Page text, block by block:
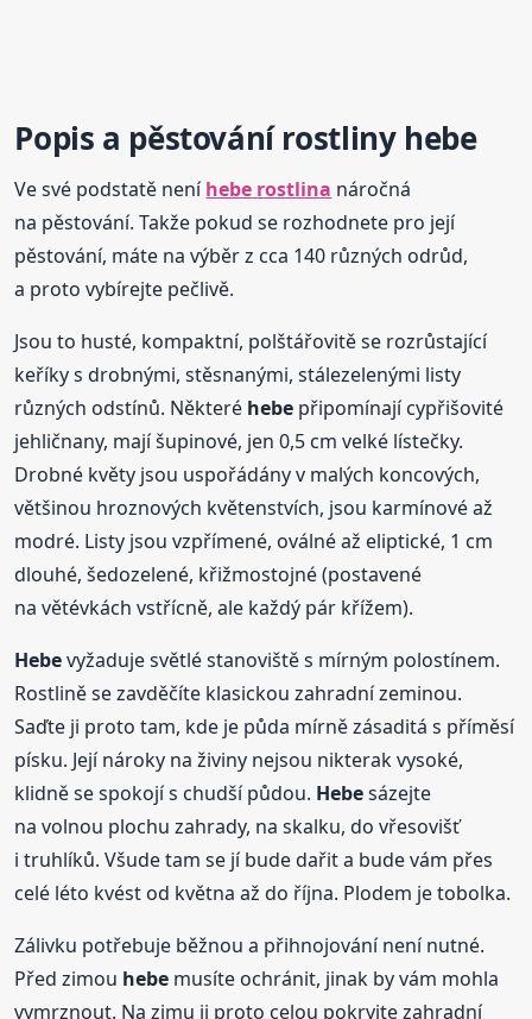
Popis a pěstování rostliny hebe
Ve své podstatě neníhebe rostlina náročná
na pěstování. Takže pokud se rozhodnete pro její
pěstování, máte na výběr z cca 140 různých odrůd,
a proto vybírejte pečlivě.
Jsou to husté, kompaktní, polštářovitě se rozrůstající
keříky s drobnými, stěsnanými, stálezelenými listy
různých odstínů. Některé hebe připomínají cypřišovité
jehličnany, mají šupinové, jen 0,5 cm velké lístečky.
Drobné květy jsou uspořádány v malých koncových,
většinou hroznových květenstvích, jsou karmínové až
modré. Listy jsou vzpřímené, oválné až eliptické, 1 cm
dlouhé, šedozelené, křižmostojné (postavené
na větévkách vstřícně, ale každý pár křížem).
Hebevyžaduje světlé stanoviště s mírným polostínem.
Rostlině se zavděčíte klasickou zahradní zeminou.
Saďte ji proto tam, kde je půda mírně zásaditá s příměsí
písku. Její nároky na živiny nejsou nikterak vysoké,
klidně se spokojí s chudší půdou. Hebesázejte
na volnou plochu zahrady, na skalku, do vřesovišť
i truhlíků. Všude tam se jí bude dařit a bude vám přes
celé léto kvést od května až do října. Plodem je tobolka.
Zálivku potřebuje běžnou a přihnojování není nutné.
Před zimou hebe musíte ochránit, jinak by vám mohla
vymrznout. Na zimu ji proto celou pokryjte zahradní